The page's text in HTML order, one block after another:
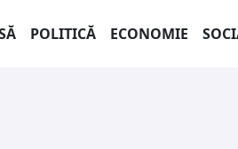
POLITICĂ ECONOMIE